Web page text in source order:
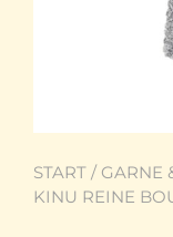
START / GARNE
KINU REINE